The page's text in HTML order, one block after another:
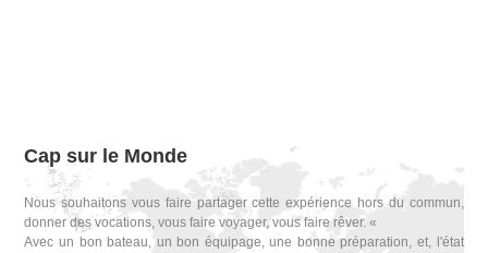
Cap sur le Monde
Nous souhaitons vous faire partager cette expérience hors du commun,
donner des vocations, vous faire voyager, vous faire rêver. «
Avec un bon bateau, un bon équipage, une bonne préparation, et, l'état